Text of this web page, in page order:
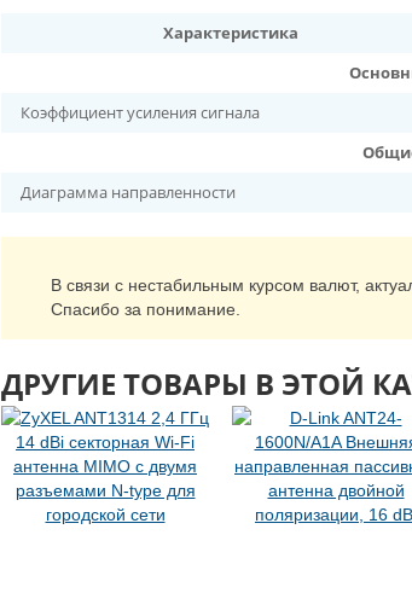
Характеристика
Коэффициент усиления сигнала
Диаграмма направленности
В связи с нестабильным курсом валют,
Спасибо за понимание.
ДРУГИЕ ТОВАРЫ В ЭТОЙ